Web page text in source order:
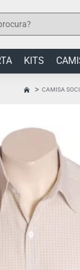
KITS
CAMISA